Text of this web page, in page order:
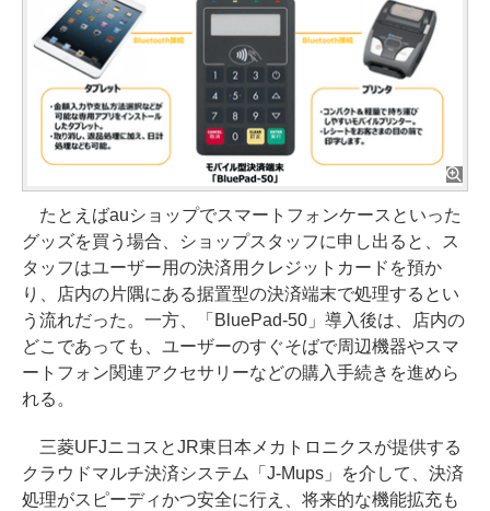
たとえばauショップでスマートフォンケースといった
グッズを買う場合、ショップスタッフに申し出ると、ス
タッフはユーザー用の決済用クレジットカードを預か
り、店内の片隅にある据置型の決済端末で処理するとい
う流れだった。一方、「BluePad-50」導入後は、店内の
どこであっても、ユーザーのすぐそばで周辺機器やスマ
ートフォン関連アクセサリーなどの購入手続きを進めら
れる。
三菱UFJニコスとJR東日本メカトロニクスが提供する
クラウドマルチ決済システム「J-Mups」を介して、決済
処理がスピーディかつ安全に行え、将来的な機能拡充も